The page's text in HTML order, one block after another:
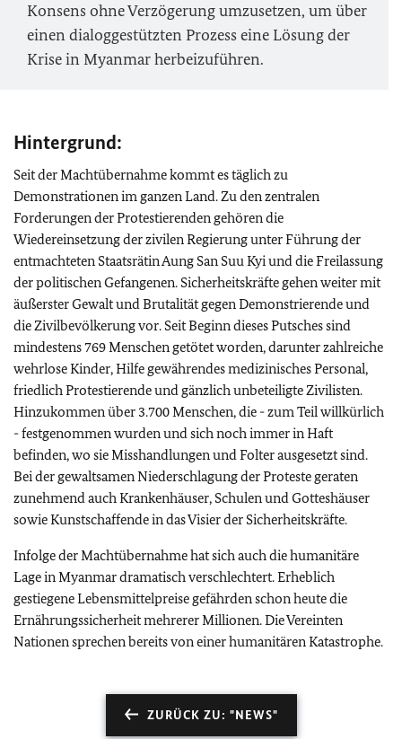
Konsens ohne Verzögerung umzusetzen, um über
einen dialoggestützten Prozess eine Lösung der
Krise in Myanmar herbeizuführen.
Hintergrund:
Seit der Machtübernahme kommt es täglich zu
Demonstrationen im ganzen Land. Zu den zentralen
Forderungen der Protestierenden gehören die
Wiedereinsetzung der zivilen Regierung unter Führung der
entmachteten Staatsrätin Aung San Suu Kyi und die Freilassung
der politischen Gefangenen. Sicherheitskräfte gehen weiter mit
äußerster Gewalt und Brutalität gegen Demonstrierende und
die Zivilbevölkerung vor. Seit Beginn dieses Putsches sind
mindestens 769 Menschen getötet worden, darunter zahlreiche
wehrlose Kinder, Hilfe gewährendes medizinisches Personal,
friedlich Protestierende und gänzlich unbeteiligte Zivilisten.
Hinzukommen über 3.700 Menschen, die - zum Teil willkürlich
- festgenommen wurden und sich noch immer in Haft
befinden, wo sie Misshandlungen und Folter ausgesetzt sind.
Bei der gewaltsamen Niederschlagung der Proteste geraten
zunehmend auch Krankenhäuser, Schulen und Gotteshäuser
sowie Kunstschaffende in das Visier der Sicherheitskräfte.
Infolge der Machtübernahme hat sich auch die humanitäre
Lage in Myanmar dramatisch verschlechtert. Erheblich
gestiegene Lebensmittelpreise gefährden schon heute die
Ernährungssicherheit mehrerer Millionen. Die Vereinten
Nationen sprechen bereits von einer humanitären Katastrophe.
ZURÜCK ZU: "NEWS"